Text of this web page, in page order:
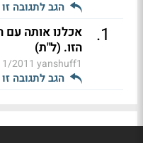
הגב לתגובה זו
1
.
אכלנו אותה
הזו. (ל"ת)
yanshuff1
23:01
הגב לתגובה זו